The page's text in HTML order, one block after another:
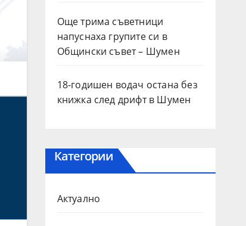
Още трима съветници
напуснаха групите си в
Общински съвет – Шумен
18-годишен водач остана без
книжка след дрифт в Шумен
Категории
Актуално